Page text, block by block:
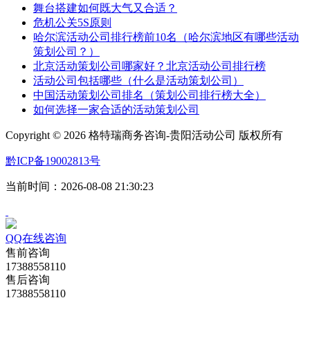
舞台搭建如何既大气又合适？
危机公关5S原则
哈尔滨活动公司排行榜前10名（哈尔滨地区有哪些活动
策划公司？）
北京活动策划公司哪家好？北京活动公司排行榜
活动公司包括哪些（什么是活动策划公司）
中国活动策划公司排名（策划公司排行榜大全）
如何选择一家合适的活动策划公司
Copyright © 2026 格特瑞商务咨询-贵阳活动公司 版权所有
黔ICP备19002813号
当前时间：2026-08-08 21:30:23
QQ在线咨询
售前咨询
17388558110
售后咨询
17388558110